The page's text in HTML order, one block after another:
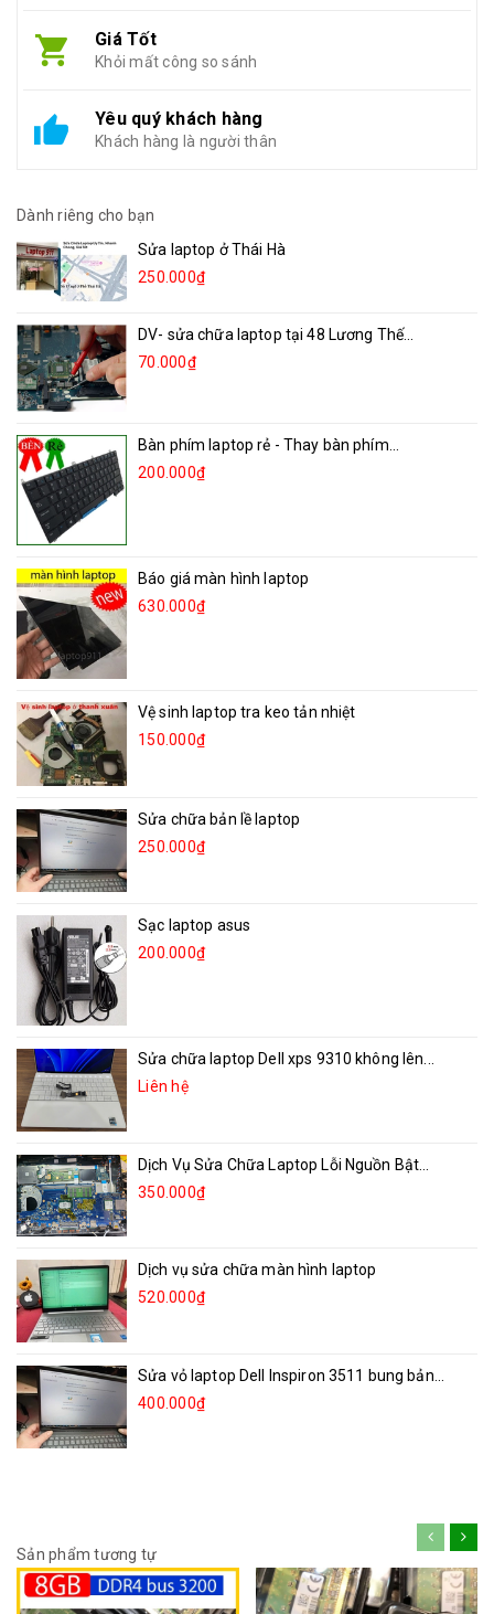
Giá Tốt
Khỏi mất công so sánh
Yêu quý khách hàng
Khách hàng là người thân
Dành riêng cho bạn
Sửa laptop ở Thái Hà
250.000₫
DV- sửa chữa laptop tại 48 Lương Thế...
70.000₫
Bàn phím laptop rẻ - Thay bàn phím...
200.000₫
Báo giá màn hình laptop
630.000₫
Vệ sinh laptop tra keo tản nhiệt
150.000₫
Sửa chữa bản lề laptop
250.000₫
Sạc laptop asus
200.000₫
Sửa chữa laptop Dell xps 9310 không lên...
Liên hệ
Dịch Vụ Sửa Chữa Laptop Lỗi Nguồn Bật...
350.000₫
Dịch vụ sửa chữa màn hình laptop
520.000₫
Sửa vỏ laptop Dell Inspiron 3511 bung bản...
400.000₫
Sản phẩm tương tự